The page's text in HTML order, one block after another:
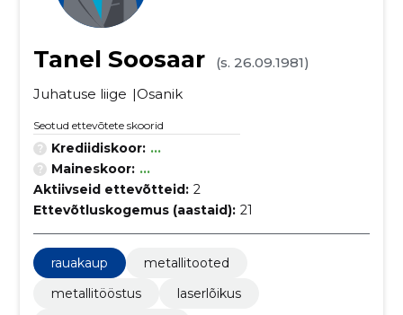
Tanel Soosaar
(s. 26.09.1981)
Juhatuse liige
Osanik
Seotud ettevõtete skoorid
Krediidiskoor: ...
Maineskoor: ...
Aktiivseid ettevõtteid: 2
Ettevõtluskogemus (aastaid): 21
rauakaup
metallitooted
metallitööstus
laserlõikus